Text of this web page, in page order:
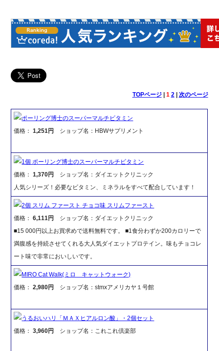
TOPページ| 1 2| 次のページ
ポーリング博士のスーパーマルチビタミン
価格：1,251円 ショップ名：HBWサプリメント
1個 ポーリング博士のスーパーマルチビタミン
価格：1,370円
ショップ名：ダイエットクリニック
人気シリーズ！必要なビタミン、ミネラルをすべて配合しています！
2個 スリム ファースト チョコ味 スリムファースト
価格：6,111円
ショップ名：ダイエットクリニック
■15 000円以上お買求めで送料無料です。 ■1食分わずか200カロリーで
満腹感を持続させてくれる大人気ダイエットプロテイン。味もチョコレ
ート味で非常においしいです。
MIRO Cat Walk(ミロ キャットウォーク)
価格：2,980円 ショップ名：stmxアメリカヤ１号館
うるおいハリ「ＭＡＸヒアルロン酸」・2個セット
価格：3,960円 ショップ名：これこれ倶楽部